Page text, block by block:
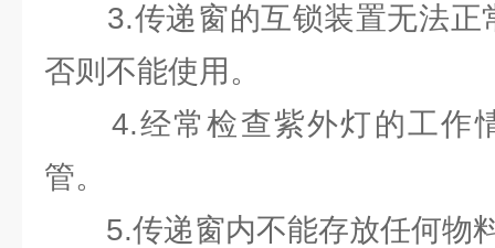
3.传递窗的互锁装置无法正
否则不能使用。
4.经常检查紫外灯的工作
管。
5.传递窗内不能存放任何物